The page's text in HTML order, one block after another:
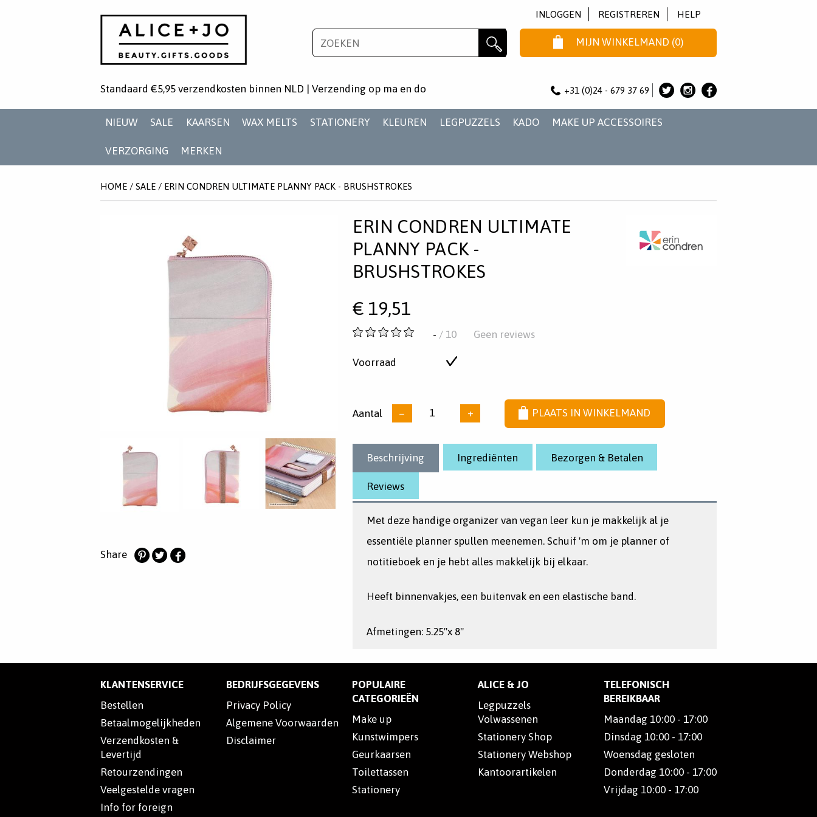
INLOGGEN REGISTREREN HELP
MIJN WINKELMAND (0)
Standaard €5,95 verzendkosten binnen NLD | Verzending op ma en do
+31 (0)24 - 679 37 69
NIEUW SALE KAARSEN WAX MELTS STATIONERY KLEUREN LEGPUZZELS KADO MAKE UP ACCESSOIRES
VERZORGING MERKEN
HOME/ SALE/ ERIN CONDREN ULTIMATE PLANNY PACK - BRUSHSTROKES
Share
ERIN CONDREN ULTIMATE
PLANNY PACK -
BRUSHSTROKES
€ 19,51
-
5
- / 10 Geen reviews
Voorraad
Aantal − + PLAATS IN WINKELMAND
Beschrijving Ingrediënten Bezorgen & Betalen
Reviews
Met deze handige organizer van vegan leer kun je makkelijk al je
essentiële planner spullen meenemen. Schuif 'm om je planner of
notitieboek en je hebt alles makkelijk bij elkaar.
Heeft binnenvakjes, een buitenvak en een elastische band.
Afmetingen: 5.25"x 8"
NIEUWSBRIEF
Wil je als eerste op de hoogste zijn van het laatste
nieuws en aanbiedingen?
AANMELDEN
KLANTENSERVICE
Bestellen
Betaalmogelijkheden
Verzendkosten &
Levertijd
Retourzendingen
Veelgestelde vragen
Info for foreign
BEDRIJFSGEGEVENS
Privacy Policy
Algemene Voorwaarden
Disclaimer
POPULAIRE
CATEGORIEËN
Make up
Kunstwimpers
Geurkaarsen
Toilettassen
Stationery
ALICE & JO
Legpuzzels
Volwassenen
Stationery Shop
Stationery Webshop
Kantoorartikelen
TELEFONISCH
BEREIKBAAR
Maandag 10:00 - 17:00
Dinsdag 10:00 - 17:00
Woensdag gesloten
Donderdag 10:00 - 17:00
Vrijdag 10:00 - 17:00